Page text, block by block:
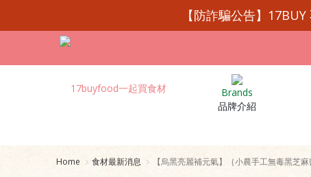
【防詐騙公告】
Brands
品牌介紹
Home 食材最新消息 【烏黑亮麗補元氣】｛小農手工無毒黑芝